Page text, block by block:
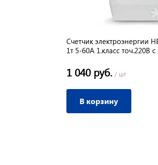
Счетчик электроэнергии
1т 5-60А 1.класс точ.220В
1 040 руб. / шт
В корзину